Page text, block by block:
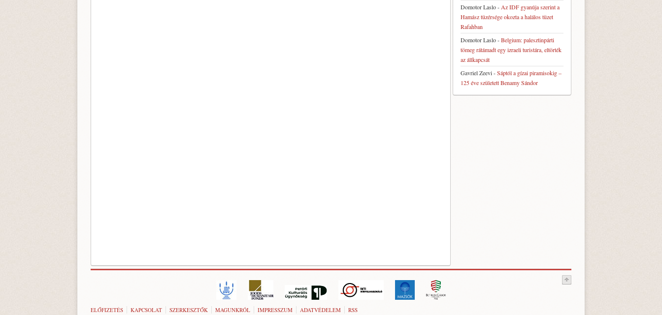
Domotor Laslo- Az IDF gyanúja szerint a
Hamász tüzérsége okozta a halálos tüzet
Rafahban
Domotor Laslo-Belgium: palesztinpárti
tömeg rátámadt egy izraeli turistára, eltörték
az állkapcsát
Gavriel Zeevi-Sáptól a gízai piramisokig –
125 éve született Benamy Sándor
ELŐFIZETÉS KAPCSOLAT SZERKESZTŐK MAGUNKRÓL IMPRESSZUM ADATVÉDELEM RSS